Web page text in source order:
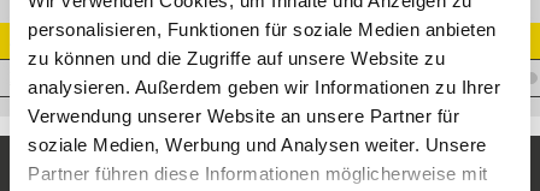
personalisieren, Funktionen für soziale Medien anbieten
zu können und die Zugriffe auf unsere Website zu
analysieren. Außerdem geben wir Informationen zu Ihrer
Verwendung unserer Website an unsere Partner für
soziale Medien, Werbung und Analysen weiter. Unsere
Partner führen diese Informationen möglicherweise mit
Artikel Nr.
Z.PARI-DOP-SCHELLE65